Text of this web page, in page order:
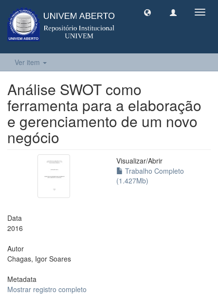
Ver item
Análise SWOT como
ferramenta para a elaboração
e gerenciamento de um novo
negócio
Visualizar/Abrir
Trabalho Completo
(1.427Mb)
Data
2016
Autor
Chagas, Igor Soares
Metadata
Mostrar registro completo